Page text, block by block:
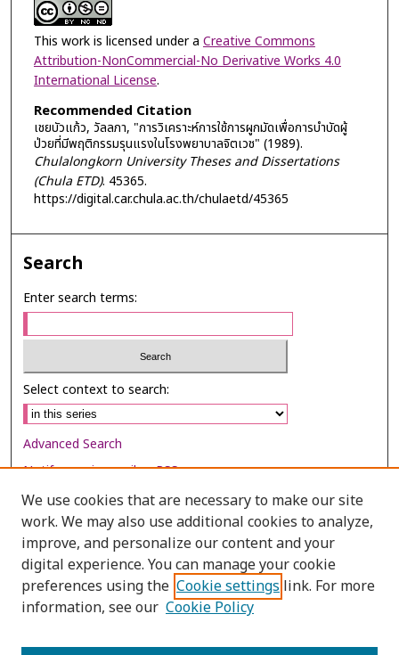
This work is licensed under a Creative Commons
Attribution-NonCommercial-No Derivative Works 4.0
International License.
Recommended Citation
เชยบัวแก้ว, วัลลภา, "การวิเคราะห์การใช้การผูกมัดเพื่อการบำบัดผู้
ป่วยที่มีพฤติกรรมรุนแรงในโรงพยาบาลจิตเวช" (1989).
Chulalongkorn University Theses and Dissertations
(Chula ETD). 45365.
https://digital.car.chula.ac.th/chulaetd/45365
Search
Enter search terms:
Select context to search:
Advanced Search
Notify me via email orRSS
Browse
Collections
Disciplines
Authors
We use cookies that are necessary to make our site
work. We may also use additional cookies to analyze,
improve, and personalize our content and your
digital experience. You can manage your cookie
preferences using the Cookie settings link. For more
information, see our Cookie Policy